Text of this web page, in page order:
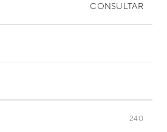
CONSULTAR
240